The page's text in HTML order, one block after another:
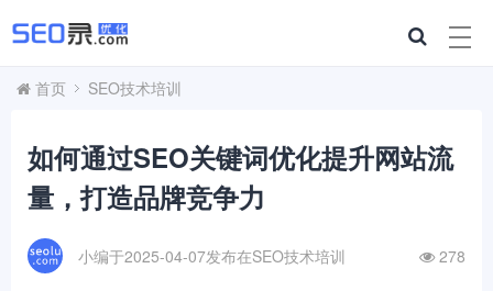
首页 SEO技术培训
如何通过SEO关键词优化提升网站流
量，打造品牌竞争力
小编于2025-04-07发布在SEO技术培训 278